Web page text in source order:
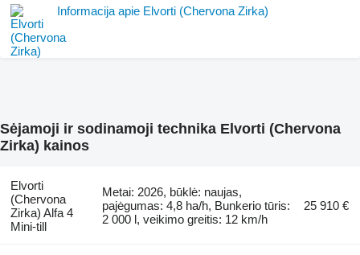
Informacija apie Elvorti (Chervona Zirka)
Sėjamoji ir sodinamoji technika Elvorti (Chervona
Zirka) kainos
Elvorti
(Chervona
Zirka) Alfa 4
Mini-till
Metai: 2026, būklė: naujas,
pajėgumas: 4,8 ha/h, Bunkerio tūris:
2 000 l, veikimo greitis: 12 km/h
25 910 €